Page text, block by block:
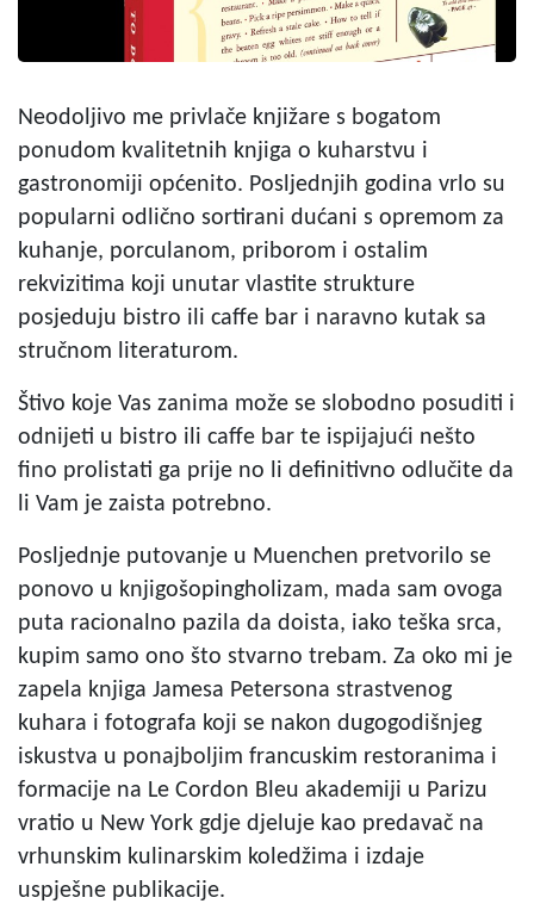
Neodoljivo me privlače knjižare s bogatom
ponudom kvalitetnih knjiga o kuharstvu i
gastronomiji općenito. Posljednjih godina vrlo su
popularni odlično sortirani dućani s opremom za
kuhanje, porculanom, priborom i ostalim
rekvizitima koji unutar vlastite strukture
posjeduju bistro ili caffe bar i naravno kutak sa
stručnom literaturom.
Štivo koje Vas zanima može se slobodno posuditi i
odnijeti u bistro ili caffe bar te ispijajući nešto
fino prolistati ga prije no li definitivno odlučite da
li Vam je zaista potrebno.
Posljednje putovanje u Muenchen pretvorilo se
ponovo u knjigošopingholizam, mada sam ovoga
puta racionalno pazila da doista, iako teška srca,
kupim samo ono što stvarno trebam. Za oko mi je
zapela knjiga Jamesa Petersona strastvenog
kuhara i fotografa koji se nakon dugogodišnjeg
iskustva u ponajboljim francuskim restoranima i
formacije na Le Cordon Bleu akademiji u Parizu
vratio u New York gdje djeluje kao predavač na
vrhunskim kulinarskim koledžima i izdaje
uspješne publikacije.